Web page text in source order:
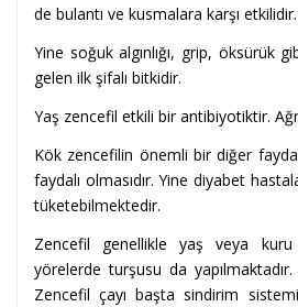
de bulantı ve kusmalara karşı etkilidir.
Yine soğuk algınlığı, grip, öksürük
gelen ilk şifalı bitkidir.
Yaş zencefil etkili bir antibiyotiktir.
Kök zencefilin önemli bir diğer
faydalı olmasıdır. Yine diyabet
tüketebilmektedir.
Zencefil genellikle yaş veya
yörelerde turşusu da yapılmaktadır.
Zencefil çayı başta sindirim